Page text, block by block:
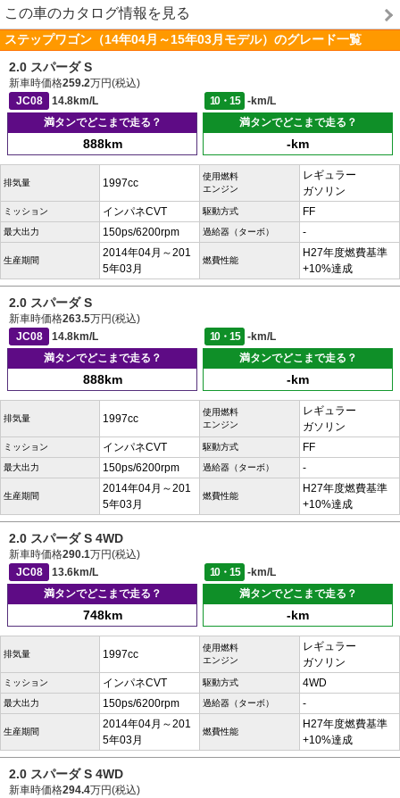
この車のカタログ情報を見る
ステップワゴン（14年04月～15年03月モデル）のグレード一覧
2.0 スパーダ S
新車時価格259.2万円(税込)
JC08
14.8km/L 10・15
-km/L
満タンでどこまで走る？
888km
満タンでどこまで走る？
-km
排気量 1997cc
使用燃料
エンジン
レギュラー
ガソリン
ミッション インパネCVT 駆動方式 FF
最大出力 150ps/6200rpm 過給器（ターボ） -
生産期間
2014年04月～201
5年03月
燃費性能
H27年度燃費基準
+10%達成
2.0 スパーダ S
新車時価格263.5万円(税込)
JC08
14.8km/L 10・15
-km/L
満タンでどこまで走る？
888km
満タンでどこまで走る？
-km
排気量 1997cc
使用燃料
エンジン
レギュラー
ガソリン
ミッション インパネCVT 駆動方式 FF
最大出力 150ps/6200rpm 過給器（ターボ） -
生産期間
2014年04月～201
5年03月
燃費性能
H27年度燃費基準
+10%達成
2.0 スパーダ S 4WD
新車時価格290.1万円(税込)
JC08
13.6km/L 10・15
-km/L
満タンでどこまで走る？
748km
満タンでどこまで走る？
-km
排気量 1997cc
使用燃料
エンジン
レギュラー
ガソリン
ミッション インパネCVT 駆動方式 4WD
最大出力 150ps/6200rpm 過給器（ターボ） -
生産期間
2014年04月～201
5年03月
燃費性能
H27年度燃費基準
+10%達成
2.0 スパーダ S 4WD
新車時価格294.4万円(税込)